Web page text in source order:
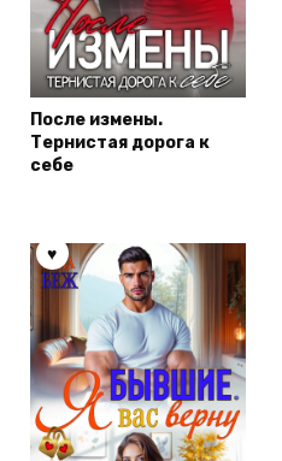
После измены.
Тернистая дорога к
себе